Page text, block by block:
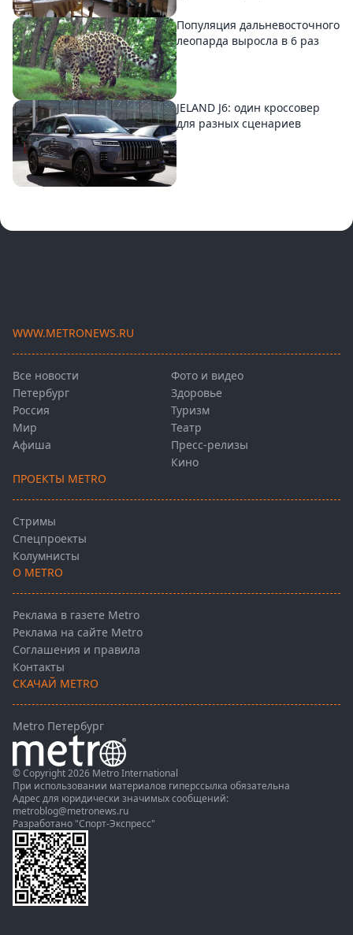
Популяция дальневосточного
леопарда выросла в 6 раз
JELAND J6: один кроссовер
для разных сценариев
WWW.METRONEWS.RU
Все новости
Петербург
Россия
Мир
Афиша
Фото и видео
Здоровье
Туризм
Театр
Пресс-релизы
Кино
ПРОЕКТЫ METRO
Стримы
Спецпроекты
Колумнисты
О METRO
Реклама в газете Metro
Реклама на сайте Metro
Соглашения и правила
Контакты
СКАЧАЙ METRO
Metro Петербург
© Copyright 2026 Metro International
При использовании материалов гиперссылка обязательна
Адрес для юридически значимых сообщений:
metroblog@metronews.ru
Разработано "Спорт-Экспресс"